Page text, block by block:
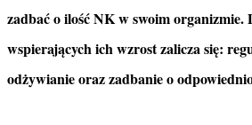
zadbać o ilość NK w swoim organizmie.
wspierających ich wzrost zalicza się:
odżywianie oraz zadbanie o